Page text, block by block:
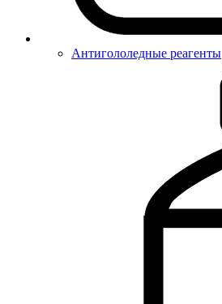
Антигололедные реагенты